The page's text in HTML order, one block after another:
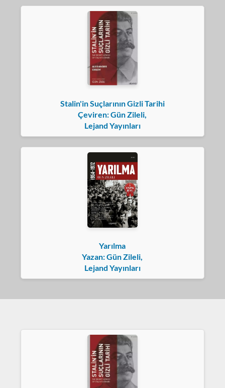
Stalin'in Suçlarının Gizli Tarihi
Çeviren: Gün Zileli,
Lejand Yayınları
Yarılma
Yazan: Gün Zileli,
Lejand Yayınları